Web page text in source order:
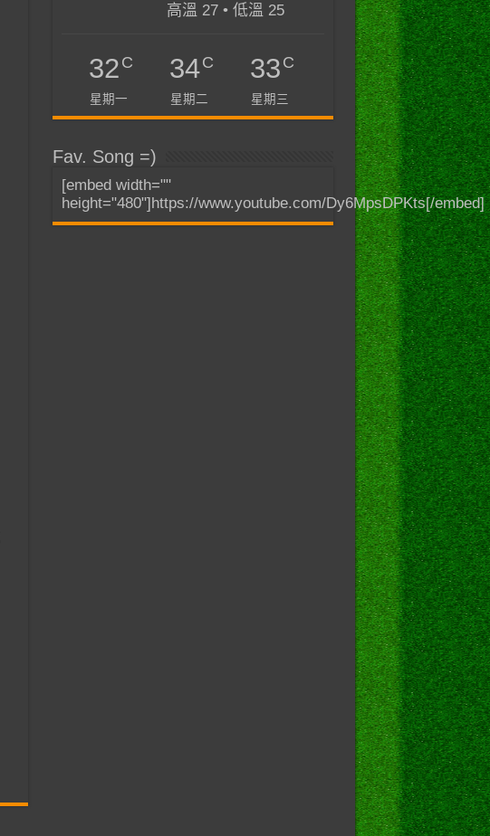
高溫 27 • 低溫 25
32C
星期一
34C
星期二
33C
星期三
Fav. Song =)
[embed width=""
height="480"]https://www.youtube.com/Dy6MpsDPKts[/embed]